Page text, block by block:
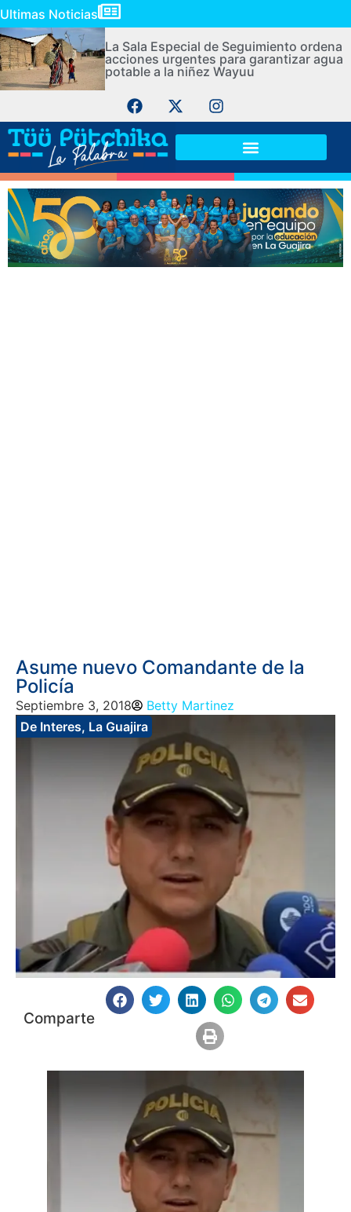
Ultimas Noticias
La Sala Especial de Seguimiento ordena
acciones urgentes para garantizar agua
potable a la niñez Wayuu
Asume nuevo Comandante de la
Policía
Septiembre 3, 2018
Betty Martinez
De Interes, La Guajira
Comparte